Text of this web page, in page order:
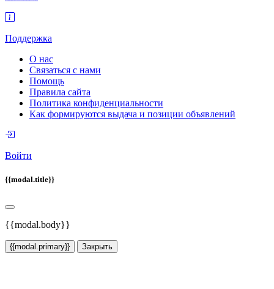
Поддержка
О нас
Связаться с нами
Помощь
Правила сайта
Политика конфиденциальности
Как формируются выдача и позиции объявлений
Войти
{{modal.title}}
{{modal.body}}
{{modal.primary}} Закрыть